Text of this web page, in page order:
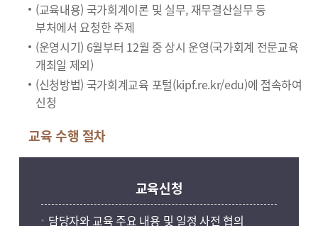
(교육내용) 국가회계이론 및 실무, 재무결산실무 등
부처에서 요청한 주제
(운영시기) 6월부터 12월 중 상시 운영(국가회계 전문교육
개최일 제외)
(신청방법) 국가회계교육 포털(kipf.re.kr/edu)에 접속하여
신청
교육 수행 절차
교육신청
담당자와 교육 주요 내용 및 일정 사전 협의